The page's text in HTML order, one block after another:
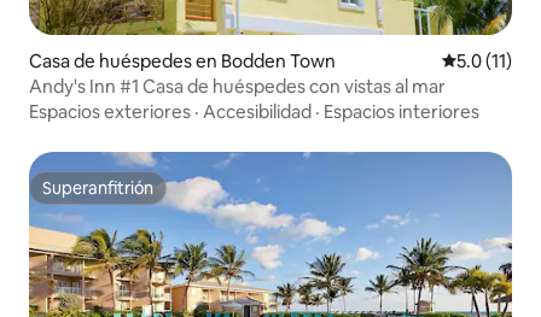
Casa de huéspedes en Bodden Town Calificación
5.0 (11)
Andy's Inn #1 Casa de huéspedes con vistas al mar
Espacios exteriores · Accesibilidad · Espacios interiores
Superanfitrión
Superanfitrión